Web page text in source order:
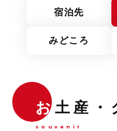
宿泊先
みどころ
お土産・
souvenir